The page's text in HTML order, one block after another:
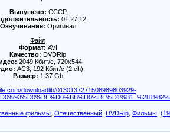
Выпущено: СССР
01:27:12
Озвучивание: Оригинал
Файл
Формат: AVI
Качество: DVDRip
2049 Кбит/с, 720x544
AC3, 192 Кбит/с (2 ch)
Размер: 1.37 Gb
downloadlib/0130137271508989803929-
фильмы Отечественный DVDRip Фильмы